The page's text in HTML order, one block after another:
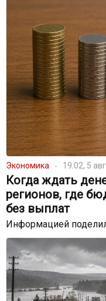
Экономика 19:02, 5
Когда ждать
регионов, где
без выплат
Информацией